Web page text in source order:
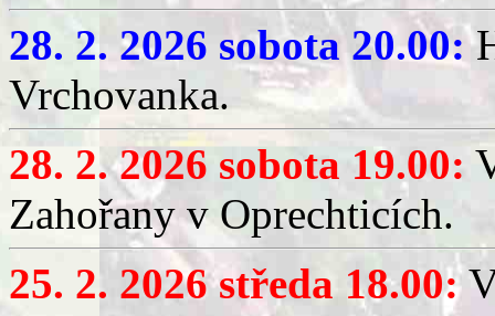
28. 2. 2026 sobota 20.00:
Vrchovanka.
28. 2. 2026 sobota 19.00:
Zahořany v Oprechticích.
25. 2. 2026 středa 18.00: